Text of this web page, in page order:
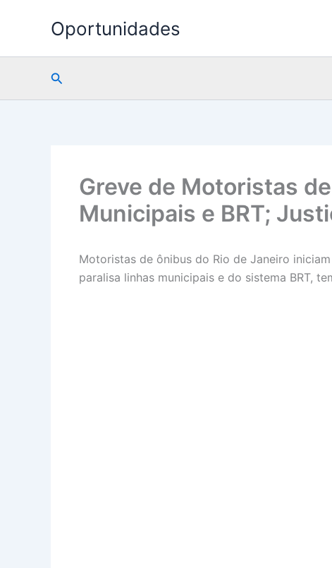
Oportunidades
Pesquisar
Greve de Motoristas
Municipais e BRT;
Motoristas de ônibus do Rio de Janeiro
paralisa linhas municipais e do sistema BRT,